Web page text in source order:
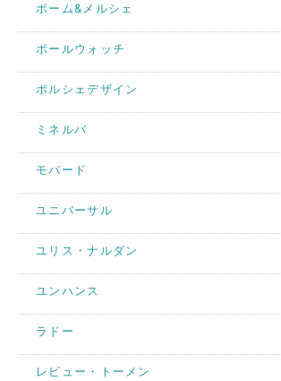
ボーム&メルシェ
ボールウォッチ
ポルシェデザイン
ミネルバ
モバード
ユニバーサル
ユリス・ナルダン
ユンハンス
ラドー
レビュー・トーメン